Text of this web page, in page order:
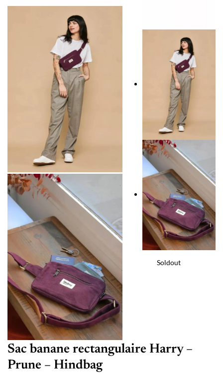
Soldout
Sac banane rectangulaire Harry –
Prune – Hindbag